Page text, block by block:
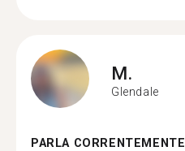
M.
Glendale
PARLA CORRENTEMENTE